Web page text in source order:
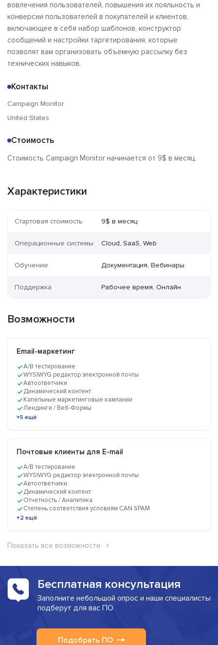
вовлечения пользователей, повышения их лояльность и
конверсии пользователей в покупателей и клиентов,
включающее в себя набор шаблонов, конструктор
сообщений и настройки таргетирования, которые
позволят вам организовать объёмную рассылку без
технических навыков.
Контакты
Campaign Monitor
United States
Стоимость
Стоимость Campaign Monitor начинается от 9$ в месяц.
Характеристики
Стартовая стоимость 9$ в месяц
Операционные системы Cloud, SaaS, Web
Обучение Документация, Вебинары
Поддержка Рабочее время, Онлайн
Возможности
Email-маркетинг
A/B тестирование
WYSIWYG редактор электронной почты
Автоответчики
Динамический контент
Капельные маркетинговые кампании
Лендинги / Веб-Формы
+5 ещё
Почтовые клиенты для E-mail
A/B тестирование
WYSIWYG редактор электронной почты
Автоответчики
Динамический контент
Отчетность / Аналитика
Степень соответствия условиям CAN SPAM
+2 ещё
Показать все возможности
Бесплатная консультация
Заполните небольшой опрос и наши специалисты
подберут для вас ПО
Подобрать ПО